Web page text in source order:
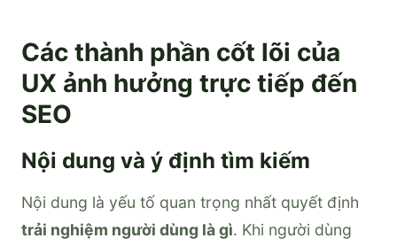
Các thành phần cốt lõi của
UX ảnh hưởng trực tiếp đến
SEO
Nội dung và ý định tìm kiếm
Nội dung là yếu tố quan trọng nhất quyết định
trải nghiệm người dùng là gì. Khi người dùng